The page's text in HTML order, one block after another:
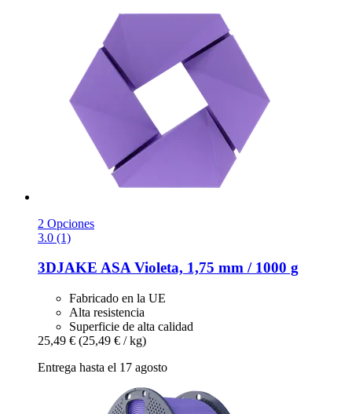
2 Opciones
3.0 (1)
3DJAKE ASA Violeta, 1,75 mm / 1000 g
Fabricado en la UE
Alta resistencia
Superficie de alta calidad
25,49 € (25,49 € / kg)
Entrega hasta el 17 agosto